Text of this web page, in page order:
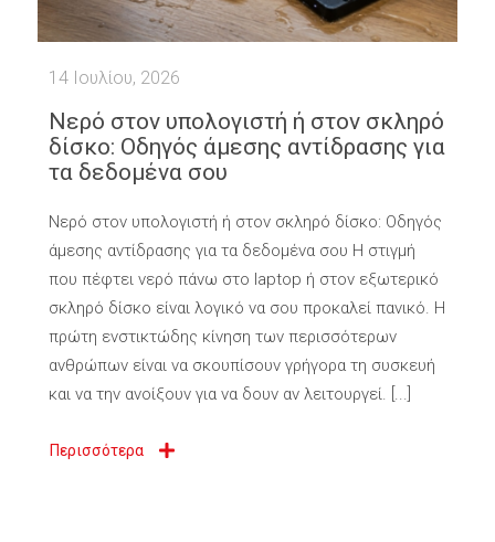
14 Ιουλίου, 2026
Νερό στον υπολογιστή ή στον σκληρό
δίσκο: Οδηγός άμεσης αντίδρασης για
τα δεδομένα σου
Νερό στον υπολογιστή ή στον σκληρό δίσκο: Οδηγός
άμεσης αντίδρασης για τα δεδομένα σου Η στιγμή
που πέφτει νερό πάνω στο laptop ή στον εξωτερικό
σκληρό δίσκο είναι λογικό να σου προκαλεί πανικό. Η
πρώτη ενστικτώδης κίνηση των περισσότερων
ανθρώπων είναι να σκουπίσουν γρήγορα τη συσκευή
και να την ανοίξουν για να δουν αν λειτουργεί. [...]
Περισσότερα